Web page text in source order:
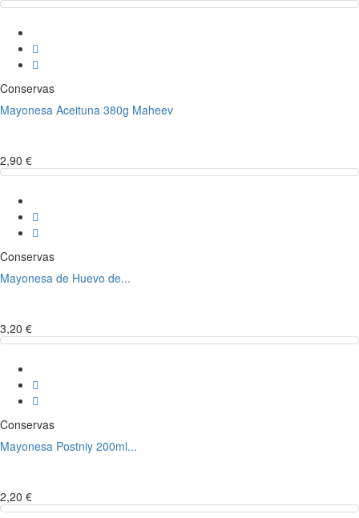
Conservas
Mayonesa Aceituna 380g Maheev
2,90 €
Conservas
Mayonesa de Huevo de...
3,20 €
Conservas
Mayonesa Postniy 200ml...
2,20 €